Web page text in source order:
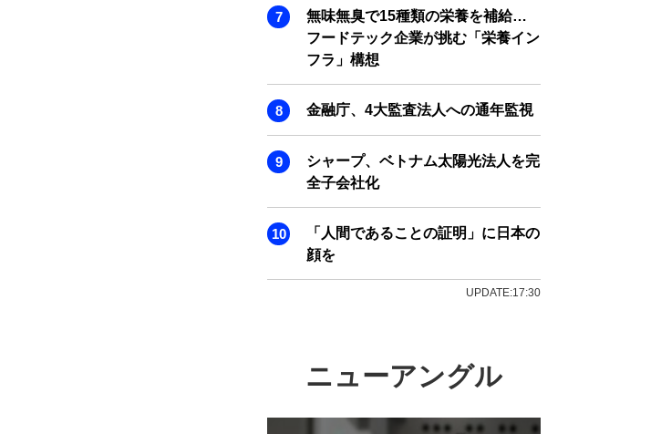
無味無臭で15種類の栄養を補給…
フードテック企業が挑む「栄養イン
フラ」構想
金融庁、4大監査法人への通年監視
シャープ、ベトナム太陽光法人を完
全子会社化
「人間であることの証明」に日本の
顔を
UPDATE:17:30
ニューアングル